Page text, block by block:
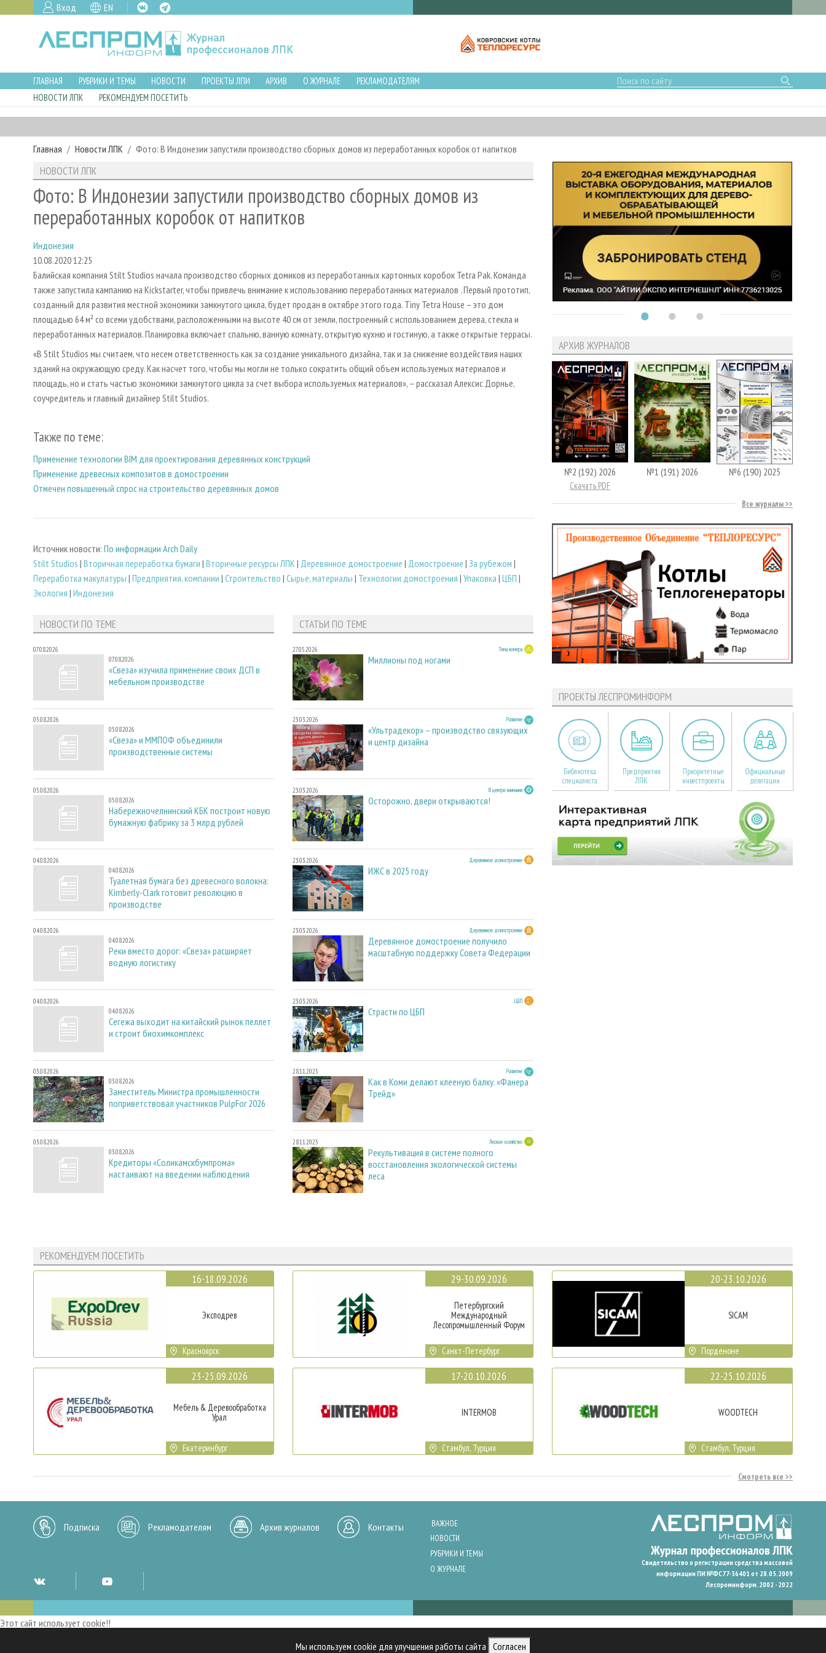
Вход EN
Мы используем cookie для улучшения работы сайта Согласен
ГЛАВНАЯ РУБРИКИ И ТЕМЫ НОВОСТИ ПРОЕКТЫ ЛПИ АРХИВ О ЖУРНАЛЕ
РЕКЛАМОДАТЕЛЯМ
НОВОСТИ ЛПК
РЕКОМЕНДУЕМ ПОСЕТИТЬ
Главная Новости ЛПК Фото: В Индонезии запустили производство сборных домов из переработанных коробок от напитков
НОВОСТИ ЛПК
Фото: В Индонезии запустили производство сборных домов из
переработанных коробок от напитков
Индонезия
10.08.2020 12:25
Балийская компания Stilt Studios начала производство сборных домиков из переработанных картонных коробок Tetra Pak. Команда
также запустила кампанию на Kickstarter, чтобы привлечь внимание к использованию переработанных материалов . Первый прототип,
созданный для развития местной экономики замкнутого цикла, будет продан в октябре этого года. Tiny Tetra House – это дом
площадью 64 м² со всеми удобствами, расположенными на высоте 40 см от земли, построенный с использованием дерева, стекла и
переработанных материалов. Планировка включает спальню, ванную комнату, открытую кухню и гостиную, а также открытые террасы.
«В Stilt Studios мы считаем, что несем ответственность как за создание уникального дизайна, так и за снижение воздействия наших
зданий на окружающую среду. Как насчет того, чтобы мы могли не только сократить общий объем используемых материалов и
площадь, но и стать частью экономики замкнутого цикла за счет выбора используемых материалов», – рассказал Алексис Дорнье,
соучредитель и главный дизайнер Stilt Studios.
Также по теме:
Применение технологии BIM для проектирования деревянных конструкций
Применение древесных композитов в домостроении
Отмечен повышенный спрос на строительство деревянных домов
Источник новости: По информации Arch Daily
Stilt Studios | Вторичная переработка бумаги | Вторичные ресурсы ЛПК | Деревянное домостроение | Домостроение | За рубежом |
Переработка макулатуры | Предприятия, компании | Строительство | Сырье, материалы | Технологии домостроения | Упаковка | ЦБП |
Экология | Индонезия
НОВОСТИ ПО ТЕМЕ
07.08.2026
07.08.2026
«Свеза» изучила применение своих ДСП в
мебельном производстве
05.08.2026
05.08.2026
«Свеза» и ММПОФ объединили
производственные системы
05.08.2026
05.08.2026
Набережночелнинский КБК построит новую
бумажную фабрику за 3 млрд рублей
04.08.2026
04.08.2026
Туалетная бумага без древесного волокна:
Kimberly-Clark готовит революцию в
производстве
04.08.2026
04.08.2026
Реки вместо дорог: «Свеза» расширяет
водную логистику
04.08.2026
04.08.2026
Сегежа выходит на китайский рынок пеллет
и строит биохимкомплекс
03.08.2026
03.08.2026
Заместитель Министра промышленности
поприветствовал участников PulpFor 2026
03.08.2026
03.08.2026
Кредиторы «Соликамскбумпрома»
настаивают на введении наблюдения
СТАТЬИ ПО ТЕМЕ
27.05.2026 Тема номера
Миллионы под ногами
23.03.2026 Развитие
«Ультрадекор» – производство связующих
и центр дизайна
23.03.2026 В центре внимания
Осторожно, двери открываются!
23.03.2026 Деревянное домостроение
ИЖС в 2025 году
23.03.2026 Деревянное домостроение
Деревянное домостроение получило
масштабную поддержку Совета Федерации
23.03.2026 ЦБП
Страсти по ЦБП
28.11.2025 Развитие
Как в Коми делают клееную балку. «Фанера
Трейд»
28.11.2025 Лесное хозяйство
Рекультивация в системе полного
восстановления экологической системы
леса
АРХИВ ЖУРНАЛОВ
№2 (192) 2026
Скачать PDF
№1 (191) 2026 №6 (190) 2025
Все журналы
ПРОЕКТЫ ЛЕСПРОМИНФОРМ
Библиотека
специалиста
Предприятия
ЛПК
Приоритетные
инвестпроекты
Официальные
делегации
РЕКОМЕНДУЕМ ПОСЕТИТЬ
16-18.09.2026
Эксподрев
Красноярск
23-25.09.2026
Мебель & Деревообработка
Урал
Екатеринбург
29-30.09.2026
Петербургский
Международный
Лесопромышленный Форум
Санкт-Петербург
17-20.10.2026
INTERMOB
Стамбул, Турция
20-23.10.2026
SICAM
Порденоне
22-25.10.2026
WOODTECH
Стамбул, Турция
Смотреть все
Подписка Рекламодателям Архив журналов Контакты
ВАЖНОЕ
НОВОСТИ
РУБРИКИ И ТЕМЫ
О ЖУРНАЛЕ
Свидетельство о регистрации средства массовой
информации ПИ №ФС77-36401 от 28.05.2009
Леспроминформ. 2002 - 2022
Этот сайт использует cookie!!
Мы используем cookies и аналогичные технологии для улучшения работы нашего сайта, анализа трафика и персонализации контента. Cookies помогают нам запомнить ваши предпочтения и улучшить пользовательский